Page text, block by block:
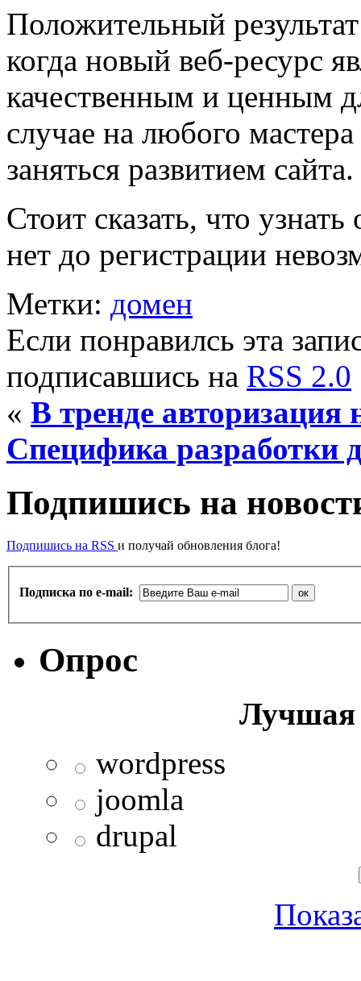
Положительный
когда новый веб-ресурс
качественным и ценным
случае на любого
заняться развитием сайта.
Стоит сказать, что
нет до регистрации
Метки: домен
Если понравилсь эта
подписавшись на RSS 2.0
« В тренде авторизация
Специфика разработки
Подпишись на
Подпишись на RSS и получай обновления блога!
Подписка по e-mail:
Опрос
Лучшая
wordpress
joomla
drupal